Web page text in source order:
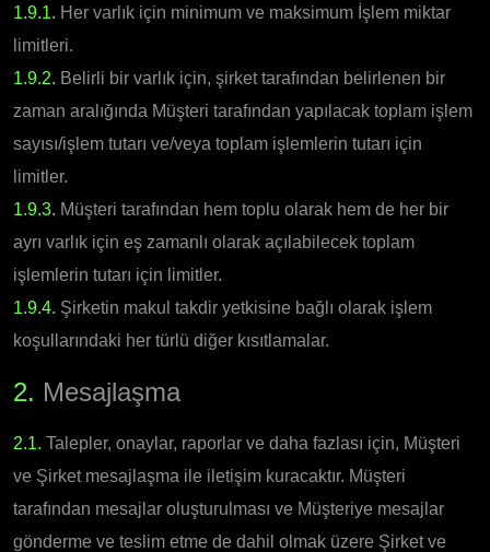
1.9.1. Her varlık için minimum ve maksimum İşlem miktar
limitleri.
1.9.2. Belirli bir varlık için, şirket tarafından belirlenen bir
zaman aralığında Müşteri tarafından yapılacak toplam işlem
sayısı/işlem tutarı ve/veya toplam işlemlerin tutarı için
limitler.
1.9.3. Müşteri tarafından hem toplu olarak hem de her bir
ayrı varlık için eş zamanlı olarak açılabilecek toplam
işlemlerin tutarı için limitler.
1.9.4. Şirketin makul takdir yetkisine bağlı olarak işlem
koşullarındaki her türlü diğer kısıtlamalar.
2. Mesajlaşma
2.1. Talepler, onaylar, raporlar ve daha fazlası için, Müşteri
ve Şirket mesajlaşma ile iletişim kuracaktır. Müşteri
tarafından mesajlar oluşturulması ve Müşteriye mesajlar
gönderme ve teslim etme de dahil olmak üzere Şirket ve